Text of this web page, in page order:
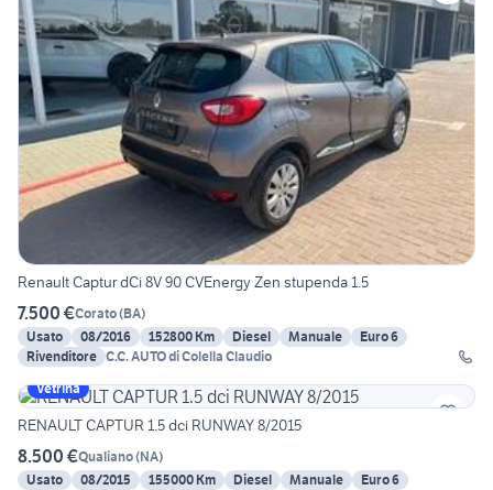
Renault Captur dCi 8V 90 CVEnergy Zen stupenda 1.5
7.500 €Corato(BA)
Usato
08/2016 152800 Km Diesel Manuale
Euro 6
Rivenditore C.C. AUTO di Colella Claudio
Vetrina
RENAULT CAPTUR 1.5 dci RUNWAY 8/2015
8.500 €Qualiano(NA)
Usato
08/2015 155000 Km Diesel Manuale Euro 6